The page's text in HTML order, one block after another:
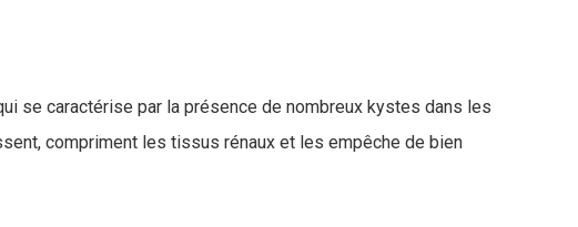
se caractérise par la présence de nombreux kystes dans les
compriment les tissus rénaux et les empêche de bien